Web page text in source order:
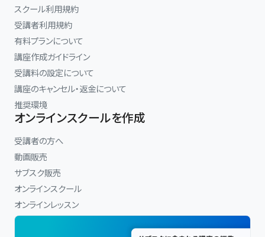
スクール利用規約
受講者利用規約
有料プランについて
講座作成ガイドライン
受講料の設定について
講座のキャンセル・返金について
推奨環境
オンラインスクールを作成
受講者の方へ
動画販売
サブスク販売
オンラインスクール
オンラインレッスン